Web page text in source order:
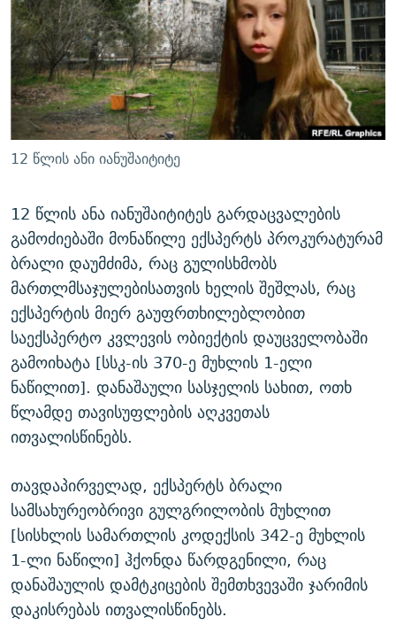
ᲛᲝᲚᲐᲞᲐᲠᲐᲙᲔ ᲢᲔᲥᲡᲢᲔᲑᲘ
ᲨᲘᲜ - ᲣᲪᲮᲝᲔᲗᲨᲘ
ᲚᲘᲢᲔᲠᲐᲢᲣᲠᲣᲚᲘ ᲬᲐᲮᲜᲐᲒᲔᲑᲘ
ᲐᲛᲔᲠᲘᲙᲣᲚᲘ ᲛᲝᲗᲮᲠᲝᲑᲐ
ᲘᲛᲞᲔᲠᲘᲐ ᲓᲐ ᲠᲐᲓᲘᲝ
ᲩᲔᲛᲘ ᲡᲘᲙᲕᲓᲘᲚᲘᲡ ᲛᲘᲖᲔᲖᲘᲐ COVID-19
11 ᲬᲔᲚᲘ - 11 ᲐᲛᲑᲐᲕᲘ
ᲡᲐᲞᲐᲠᲚᲐᲛᲔᲜᲢᲝ ᲐᲠᲩᲔᲕᲜᲔᲑᲘᲡ ᲘᲡᲢᲝᲠᲘᲐ
ᲑᲐᲕᲨᲕᲔᲑᲘ ᲞᲠᲝᲡᲢᲘᲢᲣᲪᲘᲐᲨᲘ - ᲐᲛᲝᲣᲗᲥᲛᲔᲚᲘ ᲐᲛᲑᲐᲕᲘ
5 ᲐᲛᲑᲐᲕᲘ - 20 ᲘᲕᲜᲘᲡᲡ ᲓᲐᲨᲐᲕᲔᲑᲣᲚᲔᲑᲘ
ПРИВЕТ ᲙᲣᲚᲢᲣᲠᲐ
ᲒᲐᲛᲝᲘᲬᲔᲠᲔ
რთე/რთ-ის ყველა საიტი
12 წლის ანი იანუშაიტიტე
12 წლის ანა იანუშაიტიტეს გარდაცვალების
გამოძიებაში მონაწილე ექსპერტს პროკურატურამ
ბრალი დაუმძიმა, რაც გულისხმობს
მართლმსაჯულებისათვის ხელის შეშლას, რაც
ექსპერტის მიერ გაუფრთხილებლობით
საექსპერტო კვლევის ობიექტის დაუცველობაში
გამოიხატა [სსკ-ის 370-ე მუხლის 1-ელი
ნაწილით]. დანაშაული სასჯელის სახით, ოთხ
წლამდე თავისუფლების აღკვეთას
ითვალისწინებს.
თავდაპირველად, ექსპერტს ბრალი
სამსახურეობრივი გულგრილობის მუხლით
[სისხლის სამართლის კოდექსის 342-ე მუხლის
1-ლი ნაწილი] ჰქონდა წარდგენილი, რაც
დანაშაულის დამტკიცების შემთხვევაში ჯარიმის
დაკისრებას ითვალისწინებს.